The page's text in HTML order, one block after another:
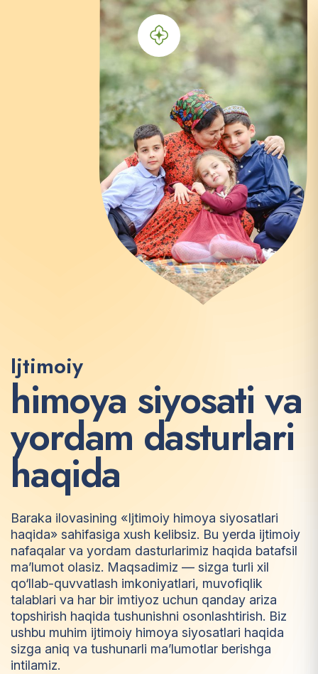
Ijtimoiy
himoya siyosati va
yordam dasturlari
haqida
Baraka ilovasining «Ijtimoiy himoya siyosatlari
haqida» sahifasiga xush kelibsiz. Bu yerda ijtimoiy
nafaqalar va yordam dasturlarimiz haqida batafsil
ma’lumot olasiz. Maqsadimiz — sizga turli xil
qo‘llab-quvvatlash imkoniyatlari, muvofiqlik
talablari va har bir imtiyoz uchun qanday ariza
topshirish haqida tushunishni osonlashtirish. Biz
ushbu muhim ijtimoiy himoya siyosatlari haqida
sizga aniq va tushunarli ma’lumotlar berishga
intilamiz.